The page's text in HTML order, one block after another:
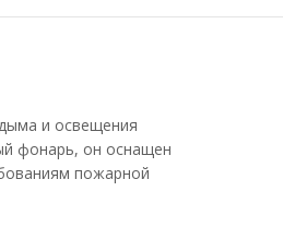
и освещения
фонарь, он оснащен
пожарной